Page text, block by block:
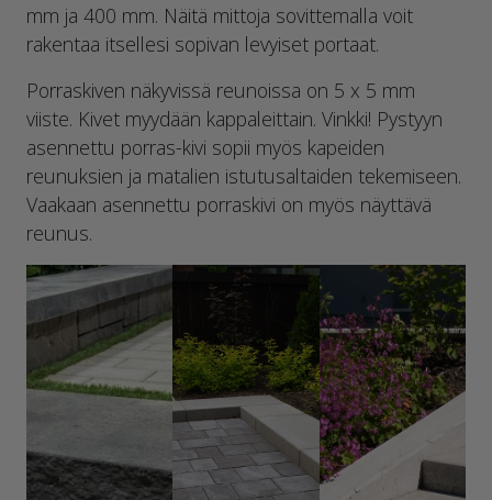
mm ja 400 mm. Näitä mittoja sovittemalla voit
rakentaa itsellesi sopivan levyiset portaat.
Porraskiven näkyvissä reunoissa on 5 x 5 mm
viiste. Kivet myydään kappaleittain. Vinkki! Pystyyn
asennettu porras-kivi sopii myös kapeiden
reunuksien ja matalien istutusaltaiden tekemiseen.
Vaakaan asennettu porraskivi on myös näyttävä
reunus.